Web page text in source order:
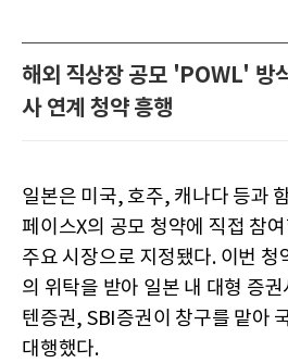
해외 직상장 공모 'POWL' 방
사 연계 청약 흥행
일본은 미국, 호주, 캐나다 등과
페이스X의 공모 청약에 직접 참
주요 시장으로 지정됐다. 이번 청
의 위탁을 받아 일본 내 대형 증
텐증권, SBI증권이 창구를 맡아
대행했다.